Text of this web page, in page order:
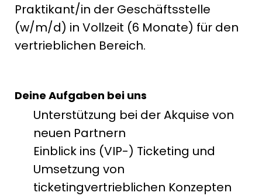
Praktikant/in der Geschäftsstelle
(w/m/d) in Vollzeit (6 Monate) für den
vertrieblichen Bereich.
Deine Aufgaben bei uns
Unterstützung bei der Akquise von
neuen Partnern
Einblick ins (VIP-) Ticketing und
Umsetzung von
ticketingvertrieblichen Konzepten